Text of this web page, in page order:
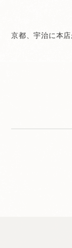
京都、宇治に本